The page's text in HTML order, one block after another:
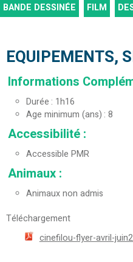
BANDE DESSINÉE
FILM
EQUIPEMENTS,
Informations
Durée 1h16
Age minimum (ans) 8
Accessibilité :
Accessible PMR
Animaux :
Animaux non admis
Téléchargement
cinefilou-flyer-avril-